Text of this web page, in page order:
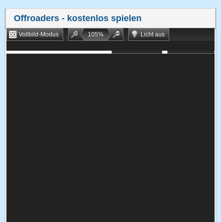
Offroaders - kostenlos spielen
Vollbild-Modus 105%
Licht aus